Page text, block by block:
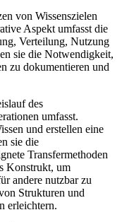
von Wissenszielen
Aspekt umfasst die
Verteilung, Nutzung
sie die Notwendigkeit,
zu dokumentieren und
des
umfasst.
und erstellen eine
sie die
Transfermethoden
Konstrukt, um
andere nutzbar zu
Strukturen und
erleichtern.